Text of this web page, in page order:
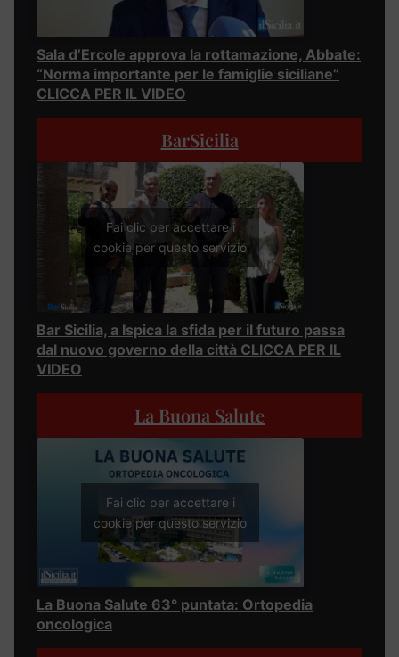
Sala d’Ercole approva la rottamazione, Abbate:
“Norma importante per le famiglie siciliane”
CLICCA PER IL VIDEO
BarSicilia
Fai clic per accettare i
cookie per questo servizio
Bar Sicilia, a Ispica la sfida per il futuro passa
dal nuovo governo della città CLICCA PER IL
VIDEO
La Buona Salute
Fai clic per accettare i
cookie per questo servizio
La Buona Salute 63° puntata: Ortopedia
oncologica